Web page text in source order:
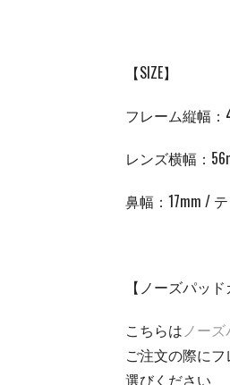
【SIZE】
フレーム縦幅：
レンズ横幅：
鼻幅： 17mm /
【ノーズパッ
こちらはノー
ご注文の際に
選びください